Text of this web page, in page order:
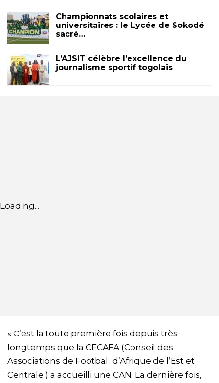
Championnats scolaires et
universitaires : le Lycée de Sokodé
sacré…
L’AJSIT célèbre l’excellence du
journalisme sportif togolais
Loading...
« C’est la toute première fois depuis très
longtemps que la CECAFA (Conseil des
Associations de Football d’Afrique de l’Est et
Centrale ) a accueilli une CAN. La dernière fois,